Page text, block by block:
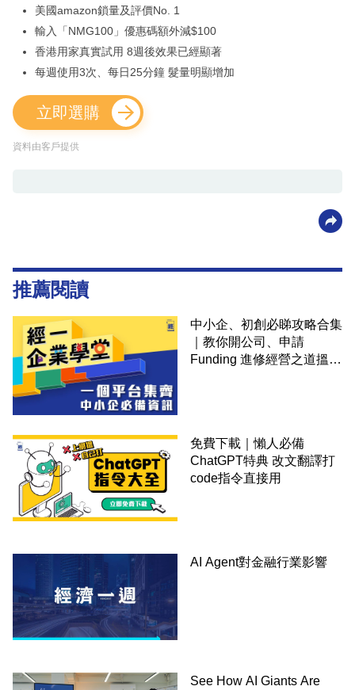
美國amazon鎖量及評價No. 1
輸入「NMG100」優惠碼額外減$100
香港用家真實試用 8週後效果已經顯著
每週使用3次、每日25分鐘 髮量明顯增加
立即選購
資料由客戶提供
推薦閱讀
中小企、初創必睇攻略合集
｜教你開公司、申請
Funding 進修經營之道搵大
免費下載｜懶人必備
ChatGPT特典 改文翻譯打
code指令直接用
AI Agent對金融行業影響
See How AI Giants Are